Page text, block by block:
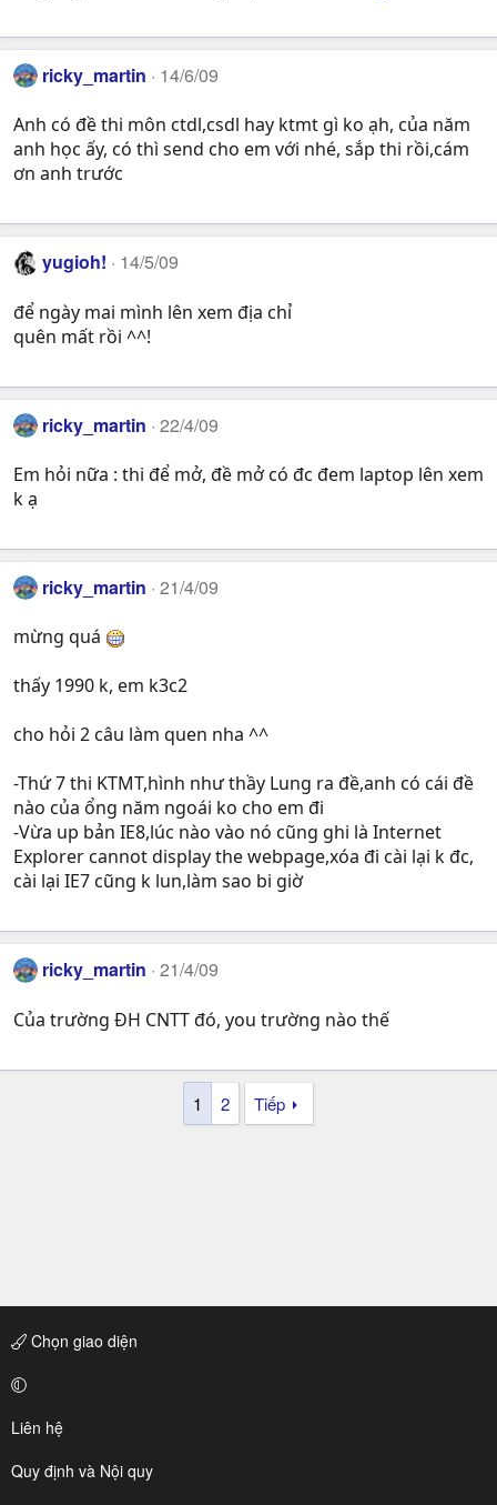
ricky_martin 14/6/09
Anh có đề thi môn ctdl,csdl hay ktmt gì ko ạh, của năm
anh học ấy, có thì send cho em với nhé, sắp thi rồi,cám
ơn anh trước
yugioh! 14/5/09
để ngày mai mình lên xem địa chỉ
quên mất rồi ^^!
ricky_martin 22/4/09
Em hỏi nữa : thi để mở, đề mở có đc đem laptop lên xem
k ạ
ricky_martin 21/4/09
mừng quá
thấy 1990 k, em k3c2
cho hỏi 2 câu làm quen nha ^^
-Thứ 7 thi KTMT,hình như thầy Lung ra đề,anh có cái đề
nào của ổng năm ngoái ko cho em đi
-Vừa up bản IE8,lúc nào vào nó cũng ghi là Internet
Explorer cannot display the webpage,xóa đi cài lại k đc,
cài lại IE7 cũng k lun,làm sao bi giờ
ricky_martin 21/4/09
Của trường ĐH CNTT đó, you trường nào thế
1 2 Tiếp
Chọn giao diện
Liên hệ
Quy định và Nội quy